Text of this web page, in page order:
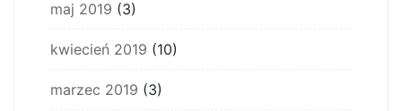
maj 2019 (3)
kwiecień 2019 (10)
marzec 2019 (3)